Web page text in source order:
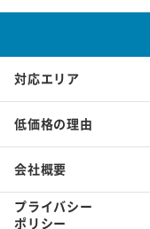
対応エリア
低価格の理由
会社概要
プライバシー
ポリシー